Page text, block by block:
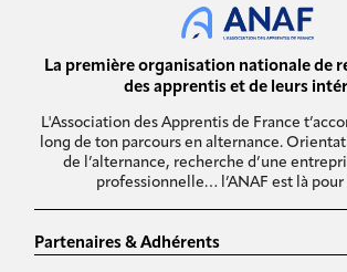
La première organisation nationale de
des apprentis et de leurs
L'Association des Apprentis de France
long de ton parcours en alternance.
de l’alternance, recherche d’une
professionnelle… l’ANAF est là pour
Partenaires & Adhérents